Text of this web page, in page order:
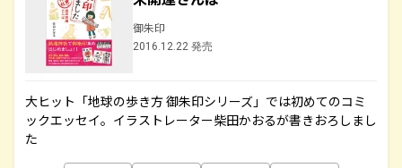
御朱印
2016.12.22 発売
大ヒット「地球の歩き方 御朱印シリーズ」では初めてのコミ
ックエッセイ。イラストレーター柴田かおるが書きおろしまし
た